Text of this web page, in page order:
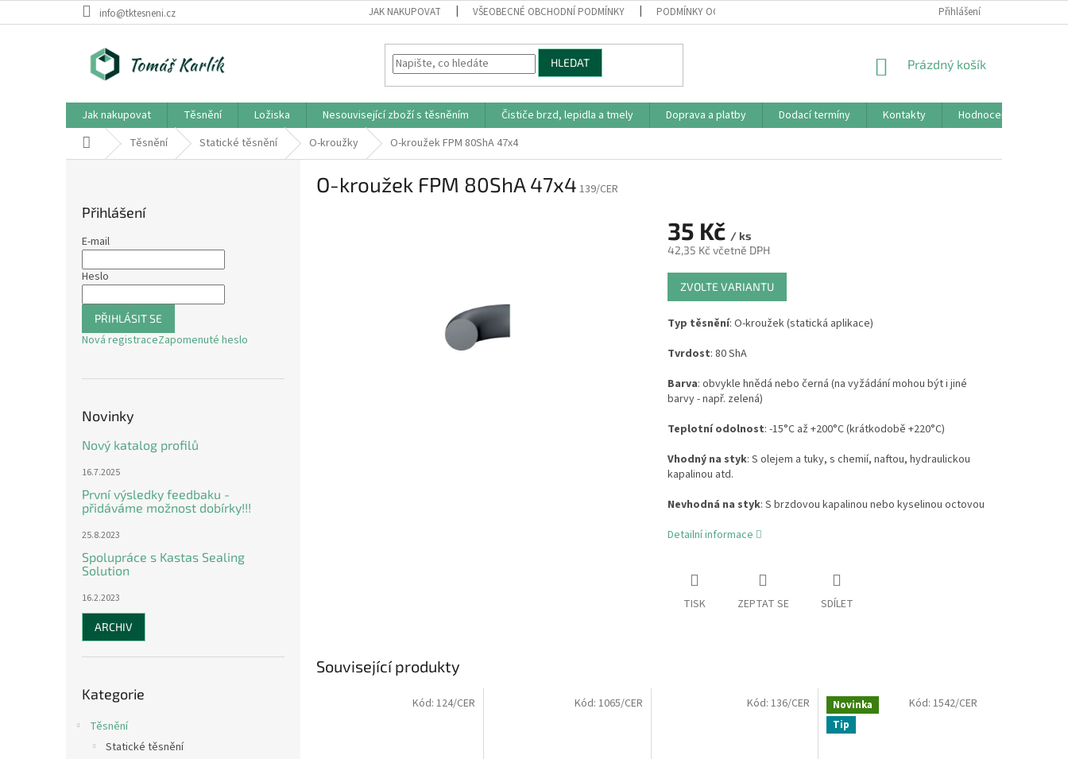
na
info@tktesneni.cz JAK NAKUPOVAT VŠEOBECNÉ OBCHODNÍ PODMÍNKY PODMÍNKY OCHRANY OSOBNÍCH ÚDAJŮ (GDPR) REKLAMAČNÍ ŘÁD
Přihlášení
HLEDAT
NÁKUPNÍ
Prázdný košík
Jak nakupovat Těsnění Ložiska Nesouvisející zboží s těsněním Čističe brzd, lepidla a tmely Doprava a platby Dodací termíny Kontakty
Hodnocení obchodu
Domů Těsnění Statické těsnění O-kroužky O-kroužek FPM 80ShA 47x4
Přihlášení
E-mail
Heslo
PŘIHLÁSIT SE
Nová registraceZapomenuté heslo
Novinky
Nový katalog profilů
16.7.2025
První výsledky feedbaku -
přidáváme možnost dobírky!!!
25.8.2023
Spolupráce s Kastas Sealing
Solution
16.2.2023
ARCHIV
kategorie
Kategorie
Těsnění
Statické těsnění
O-kroužek FPM 80ShA 47x4 139/CER
35 Kč / ks
42,35 Kč včetně DPH
Měrná
cena:
ZVOLTE VARIANTU
Typ těsnění: O-kroužek (statická aplikace)
Tvrdost: 80 ShA
Barva: obvykle hnědá nebo černá (na vyžádání mohou být i jiné
barvy - např. zelená)
Teplotní odolnost: -15°C až +200°C (krátkodobě +220°C)
Vhodný na styk: S olejem a tuky, s chemií, naftou, hydraulickou
kapalinou atd.
Nevhodná na styk: S brzdovou kapalinou nebo kyselinou octovou
Detailní informace
TISK ZEPTAT SE SDÍLET
Související produkty
Kód: 124/CER Kód: 1065/CER Kód:136/CER
Novinka
Tip
Kód: 1542/CER